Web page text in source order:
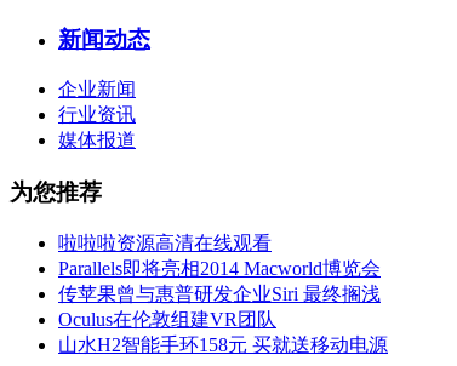
新闻动态
企业新闻
行业资讯
媒体报道
为您推荐
啦啦啦资源高清在线观看
Parallels即将亮相2014 Macworld博览会
传苹果曾与惠普研发企业Siri 最终搁浅
Oculus在伦敦组建VR团队
山水H2智能手环158元 买就送移动电源